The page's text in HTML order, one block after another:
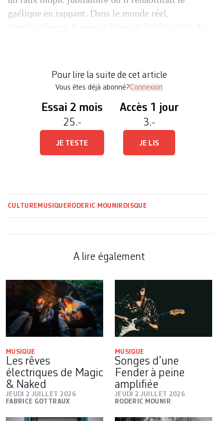
gaélique en rappant. Dans le monde réel,
Starmer» scandés devant des foules de plus […]
Pour lire la suite de cet article
Vous êtes déjà abonné?Connexion
Essai 2 mois
25.-
JE TESTE
Accès 1 jour
3.-
JE LIS
CULTURE MUSIQUE RODERIC MOUNIR DISQUE
A lire également
MUSIQUE
Les rêves
électriques de Magic
& Naked
JEUDI 2 JUILLET 2026
FABRICE GOTTRAUX
MUSIQUE
Songes d’une
Fender à peine
amplifiée
JEUDI 2 JUILLET 2026
RODERIC MOUNIR